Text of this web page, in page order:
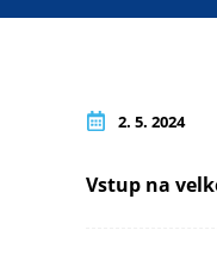
2. 5. 2024
Vstup na